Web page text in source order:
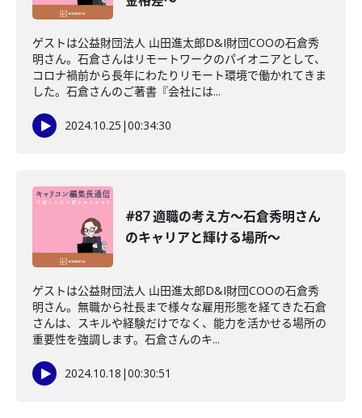
ゲストは公益財団法人 山田進太郎D&I財団COOの石倉秀
明さん。石倉さんはリモートワークのパイオニアとして、
コロナ禍前から長年にわたりリモート環境で働かれてきま
した。石倉さんのご著書『会社には...
2024.10.25 |00:34:30
#87 適職の考え方〜石倉秀明さん
のキャリアと輝ける場所〜
ゲストは公益財団法人 山田進太郎D&I財団COOの石倉秀
明さん。無職から社長まで様々な雇用形態を経てきた石倉
さんは、スキルや経験だけでなく、能力を活かせる場所の
重要性を強調します。石倉さんのキ...
2024.10.18 |00:30:51